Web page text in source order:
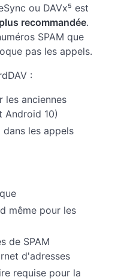
ou DAVx⁵ est
recommandée.
SPAM que
pas les appels.
:
les anciennes
Android 10)
les appels
même pour les
de SPAM
d'adresses
requise pour la